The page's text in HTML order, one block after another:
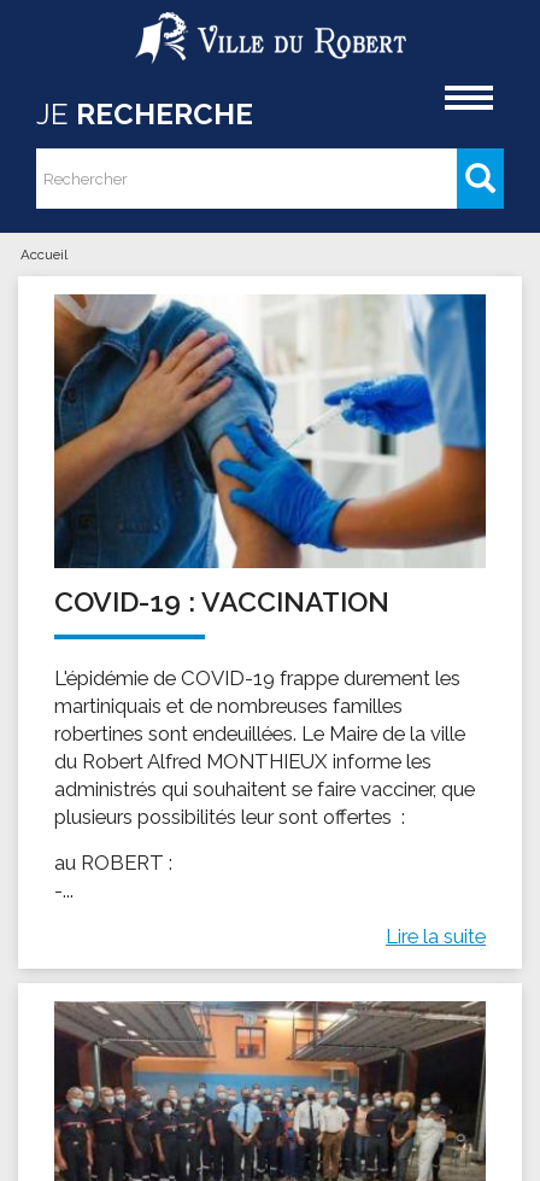
Aller au contenu principal
JE RECHERCHE
Formulaire de recherche
Rechercher
Vous êtes ici
Accueil
COVID-19 : VACCINATION
L'épidémie de COVID-19 frappe durement les
martiniquais et de nombreuses familles
robertines sont endeuillées. Le Maire de la ville
du Robert Alfred MONTHIEUX informe les
administrés qui souhaitent se faire vacciner, que
plusieurs possibilités leur sont offertes :
au ROBERT :
-...
Lire la suite